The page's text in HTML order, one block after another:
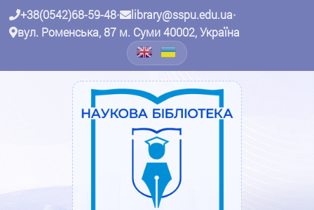
+38(0542)68-59-48• library@sspu.edu.ua•
вул. Роменська, 87 м. Суми 40002, Україна